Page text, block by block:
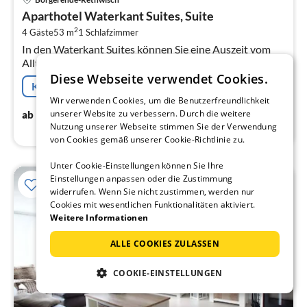
Aparthotel Waterkant Suites, Suite
4 Gäste53 m21 Schlafzimmer
In den Waterkant Suites können Sie eine Auszeit vom
Alltag geniessen. Es erwartet Sie eine Kombination aus
individuellem Urlaub im eigenen Apartment mit den
Annehmlichkeiten einer ...
Kostenfreie Stornierung
ab 139€/ Nacht
Diese Webseite verwendet Cookies.
Wir verwenden Cookies, um die Benutzerfreundlichkeit
unserer Website zu verbessern. Durch die weitere
Nutzung unserer Webseite stimmen Sie der Verwendung
von Cookies gemäß unserer Cookie-Richtlinie zu.
Unter Cookie-Einstellungen können Sie Ihre
Einstellungen anpassen oder die Zustimmung
widerrufen. Wenn Sie nicht zustimmen, werden nur
Cookies mit wesentlichen Funktionalitäten aktiviert.
Weitere Informationen
ALLE COOKIES ZULASSEN
COOKIE-EINSTELLUNGEN